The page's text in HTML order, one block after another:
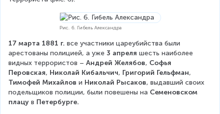
Рис. 6. Гибель Александра
17 марта 1881 г. все участники цареубийства были
арестованы полицией, а уже 3 апреля шесть наиболее
видных террористов – Андрей Желябов, Софья
Перовская, Николай Кибальчич, Григорий Гельфман,
Тимофей Михайлов и Николай Рысаков, выдавший своих
подельщиков полиции, были повешены на Семеновском
плацу в Петербурге.